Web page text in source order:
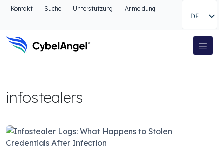
Zum Kopfbereich
Zur Suche gehen
Zum Fußbereich
Kontakt Suche Unterstützung Anmeldung
DE
Hauptnavigation
infostealers